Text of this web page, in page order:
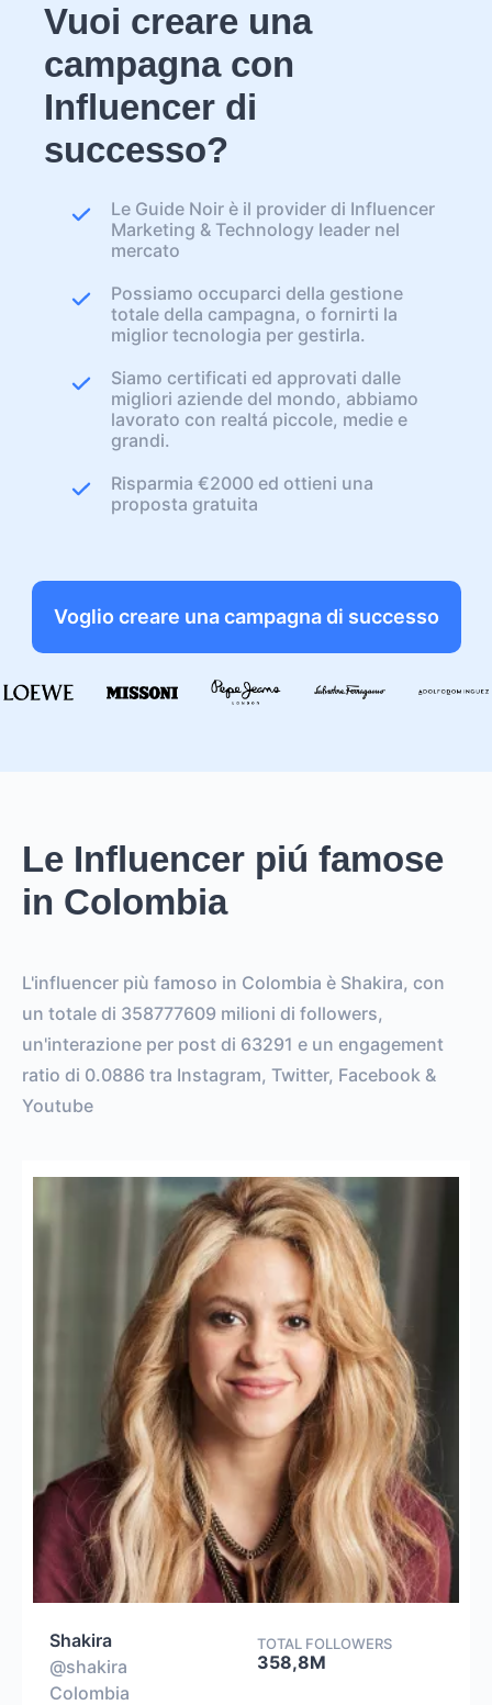
Vuoi creare una
campagna con
Influencer di
successo?
Le Guide Noir è il provider di Influencer
Marketing & Technology leader nel
mercato
Possiamo occuparci della gestione
totale della campagna, o fornirti la
miglior tecnologia per gestirla.
Siamo certificati ed approvati dalle
migliori aziende del mondo, abbiamo
lavorato con realtá piccole, medie e
grandi.
Risparmia €2000 ed ottieni una
proposta gratuita
Voglio creare una campagna di successo
Le Influencer piú famose
in Colombia
L'influencer più famoso in Colombia è Shakira, con
un totale di 358777609 milioni di followers,
un'interazione per post di 63291 e un engagement
ratio di 0.0886 tra Instagram, Twitter, Facebook &
Youtube
Shakira
@shakira
Colombia
TOTAL FOLLOWERS
358,8M